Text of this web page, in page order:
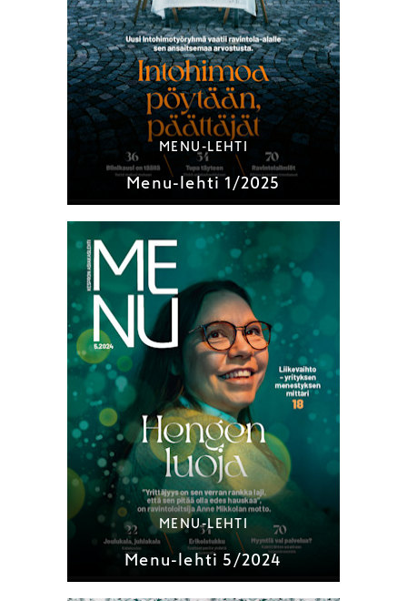
MENU-LEHTI
Menu-lehti 1/2025
MENU-LEHTI
Menu-lehti 5/2024